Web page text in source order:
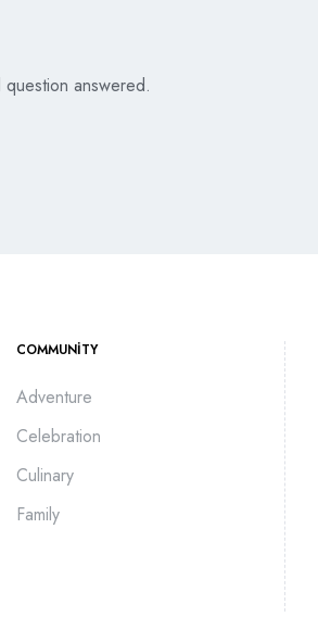
answered.
COMMUNITY
Adventure
Celebration
Culinary
Family